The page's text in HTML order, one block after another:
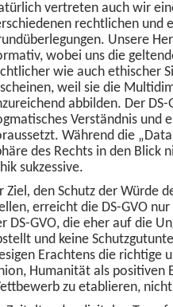
vertreten auch wir
rechtlichen und
Unsere
wobei uns die
wie auch ethischer
weil sie die
abbilden. Der
Verständnis und
Während die
des Rechts in den Blick
sukzessive.
Ziel, den Schutz der Würde
erreicht die DS-GVO
DS-GVO, die eher auf die
und keine
Erachtens die richtige
Humanität als positiven
zu etablieren,